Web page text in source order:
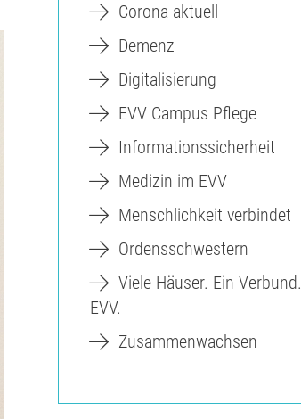
Corona aktuell
Demenz
Digitalisierung
EVV Campus Pflege
Informationssicherheit
Medizin im EVV
Menschlichkeit verbindet
Ordensschwestern
Viele Häuser. Ein Verbund.
EVV.
Zusammenwachsen